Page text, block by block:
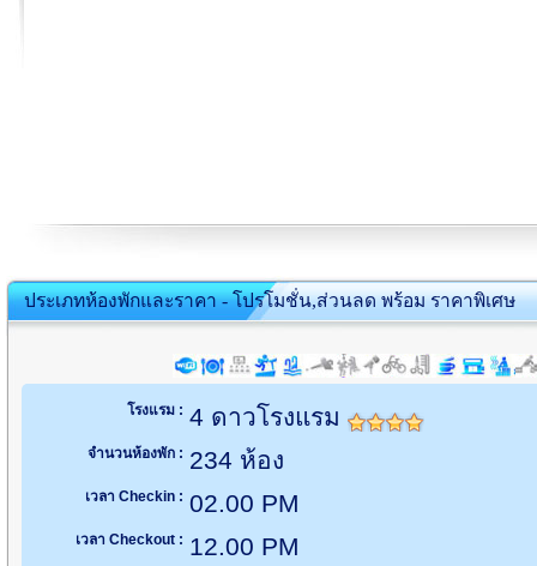
ประเภทห้องพักและราคา - โปรโมชั่น,ส่วนลด พร้อม ราคาพิเศษ
โรงแรม : 4 ดาวโรงแรม
จำนวนห้องพัก : 234 ห้อง
เวลา Checkin : 02.00 PM
เวลา Checkout : 12.00 PM